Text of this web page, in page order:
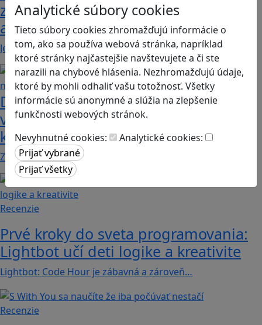
Analytické súbory cookies
Tieto súbory cookies zhromažďujú informácie o
tom, ako sa používa webová stránka, napríklad
ktoré stránky najčastejšie navštevujete a či ste
narazili na chybové hlásenia. Nezhromažďujú údaje,
ktoré by mohli odhaliť vašu totožnosť. Všetky
informácie sú anonymné a slúžia na zlepšenie
funkčnosti webových stránok.
Nevyhnutné cookies:
Analytické cookies:
zachránili ostrov v Alba: A Wildlife
adventure
Jednoduchá hra, vhodná pre kohokoľvek z rodiny,…
Dobrodružstvá Mimi a Lízy vo
videohre? Dvojica neoddeliteľných
kamarátok už aj ako herné postavy
Značku Mimi a Líza by sme mohli označiť priam za…
Recenzie
Prvé kroky do sveta programovania:
Lightbot učí deti logike a kreativite
Lightbot: Code Hour je zábavná a zároveň…
Recenzie